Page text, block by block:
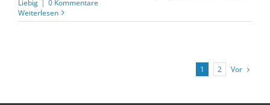
Liebig | 0 Kommentare
Weiterlesen
1 2 Vor